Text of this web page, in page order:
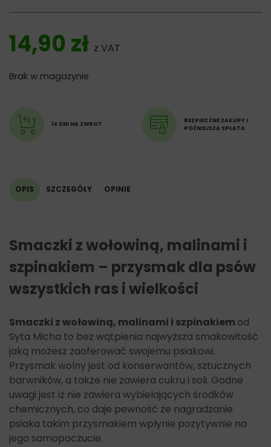
szpinak 3%,
gliceryna roślinna,
24% tłuszcze,
17% wilgotność,
14,90 zł z VAT
Brak w magazynie
14 DNI NA ZWROT
BEZPIECZNE ZAKUPY I
PÓŹNIEJSZA SPŁATA
OPIS SZCZEGÓŁY OPINIE
Smaczki z wołowiną, malinami i
szpinakiem – przysmak dla psów
wszystkich ras i wielkości
Smaczki z wołowiną, malinami i szpinakiem od
Syta Micha to bez wątpienia najwyższa smakowitość
jaką możesz zaoferować swojemu psiakowi.
Przysmak wolny jest od konserwantów, sztucznych
barwników, a także nie zawiera cukru i soli. Godne
uwagi jest iż nie zawiera wybielających środków
chemicznych, co daje pewność że nagradzanie
psiaka takim przysmakiem wpłynie pozytywnie na
jego samopoczucie.